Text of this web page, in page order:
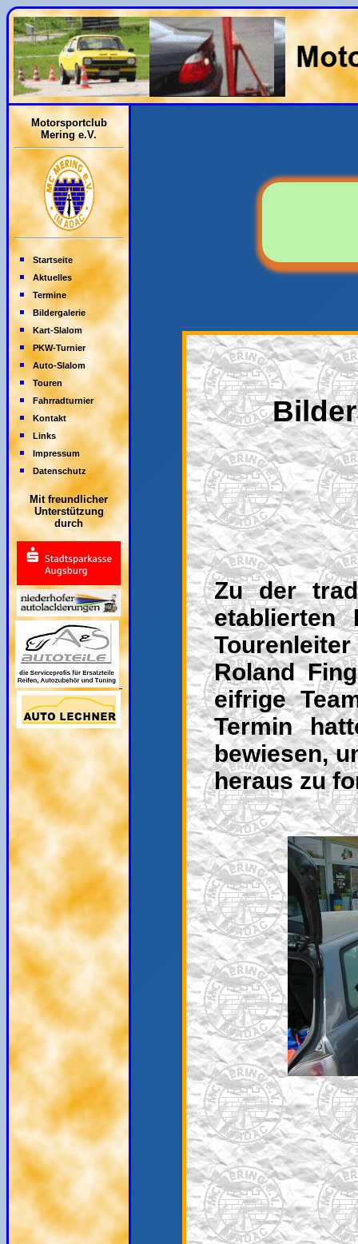
Motorsportclub
Mering e.V.
Startseite
Aktuelles
Termine
Bildergalerie
Kart-Slalom
PKW-Turnier
Auto-Slalom
Touren
Fahrradturnier
Kontakt
Links
Impressum
Datenschutz
Mit freundlicher
Unterstützung
durch
Zu der
etablierten
Roland
eifrige
Termin
bewiesen,
heraus zu